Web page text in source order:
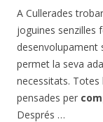
A Cullerades
joguines senzilles
desenvolupament
permet la seva
necessitats. Totes
pensades per
Després …